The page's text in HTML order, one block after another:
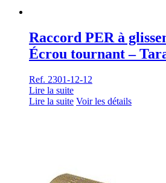
Raccord PER à
Écrou tournant –
Ref. 2301-12-12
Lire la suite
Lire la suite Voir les détails